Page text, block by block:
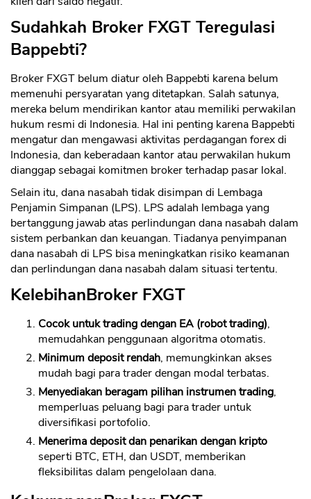
Sudahkah Broker FXGT Teregulasi
Bappebti?
Broker FXGT belum diatur oleh Bappebti karena belum
memenuhi persyaratan yang ditetapkan. Salah satunya,
mereka belum mendirikan kantor atau memiliki perwakilan
hukum resmi di Indonesia. Hal ini penting karena Bappebti
mengatur dan mengawasi aktivitas perdagangan forex di
Indonesia, dan keberadaan kantor atau perwakilan hukum
dianggap sebagai komitmen broker terhadap pasar lokal.
Selain itu, dana nasabah tidak disimpan di Lembaga
Penjamin Simpanan (LPS). LPS adalah lembaga yang
bertanggung jawab atas perlindungan dana nasabah dalam
sistem perbankan dan keuangan. Tiadanya penyimpanan
dana nasabah di LPS bisa meningkatkan risiko keamanan
dan perlindungan dana nasabah dalam situasi tertentu.
KelebihanBroker FXGT
Cocok untuk trading dengan EA (robot trading),
memudahkan penggunaan algoritma otomatis.
Minimum deposit rendah, memungkinkan akses
mudah bagi para trader dengan modal terbatas.
Menyediakan beragam pilihan instrumen trading,
memperluas peluang bagi para trader untuk
diversifikasi portofolio.
Menerima deposit dan penarikan dengan kripto
seperti BTC, ETH, dan USDT, memberikan
fleksibilitas dalam pengelolaan dana.